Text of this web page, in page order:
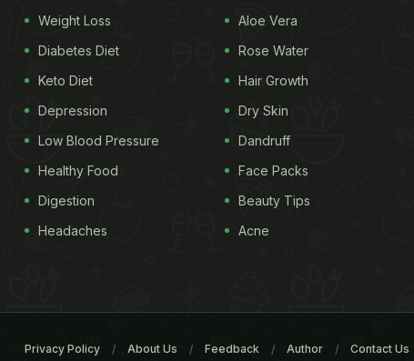
Weight Loss
Diabetes Diet
Keto Diet
Depression
Low Blood Pressure
Healthy Food
Digestion
Headaches
Aloe Vera
Rose Water
Hair Growth
Dry Skin
Dandruff
Face Packs
Beauty Tips
Acne
Privacy Policy About Us Feedback Author Contact Us